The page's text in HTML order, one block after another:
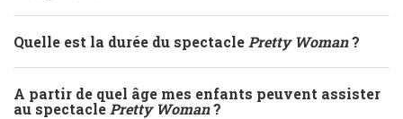
Quelle est la durée du spectacle Pretty Woman?
A partir de quel âge mes enfants peuvent assister
au spectacle Pretty Woman?